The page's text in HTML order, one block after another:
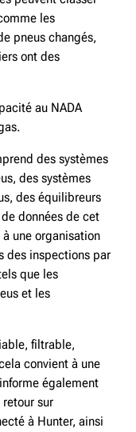
les
pneus changés,
ont des
au NADA
des systèmes
des systèmes
des équilibreurs
données de cet
une organisation
des inspections par
que les
et les
filtrable,
convient à une
également
sur
à Hunter, ainsi